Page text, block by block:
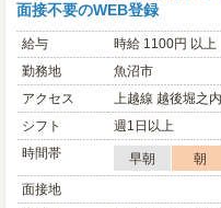
面接不要のWEB登録
給与
時給 1100円 以上
勤務地
魚沼市
アクセス
上越線 越後堀之
シフト
週1日以上
時間帯
早朝 朝
面接地